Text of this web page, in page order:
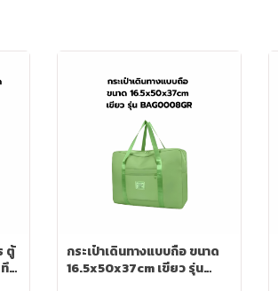
ตู้
บ
กระเป๋าเดินทางแบบถือ ขนาด
16.5x50x37cm เขียว รุ่น